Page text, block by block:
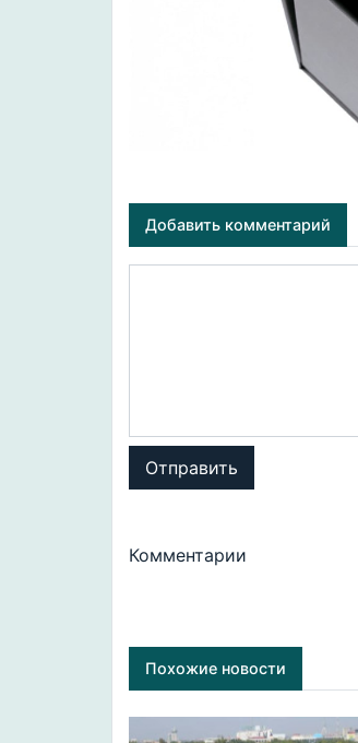
Добавить комментарий
Отправить
Комментарии
Похожие новости